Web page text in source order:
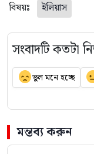
বিষয়ঃ ইলিয়াস
সংবাদটি কতটা
ভুল মনে হচ্ছে
মন্তব্য করুন